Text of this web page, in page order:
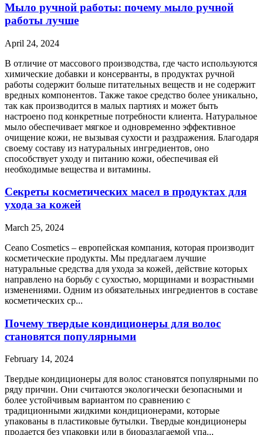
Мыло ручной работы: почему мыло ручной
работы лучше
April 24, 2024
В отличие от массового производства, где часто используются
химические добавки и консерванты, в продуктах ручной
работы содержит больше питательных веществ и не содержит
вредных компонентов. Также такое средство более уникально,
так как производится в малых партиях и может быть
настроено под конкретные потребности клиента. Натуральное
мыло обеспечивает мягкое и одновременно эффективное
очищение кожи, не вызывая сухости и раздражения. Благодаря
своему составу из натуральных ингредиентов, оно
способствует уходу и питанию кожи, обеспечивая ей
необходимые вещества и витамины.
Секреты косметических масел в продуктах для
ухода за кожей
March 25, 2024
Ceano Cosmetics – европейская компания, которая производит
косметические продукты. Мы предлагаем лучшие
натуральные средства для ухода за кожей, действие которых
направлено на борьбу с сухостью, морщинами и возрастными
изменениями. Одним из обязательных ингредиентов в составе
косметических ср...
Почему твердые кондиционеры для волос
становятся популярными
February 14, 2024
Твердые кондиционеры для волос становятся популярными по
ряду причин. Они считаются экологически безопасными и
более устойчивым вариантом по сравнению с
традиционными жидкими кондиционерами, которые
упакованы в пластиковые бутылки. Твердые кондиционеры
продается без упаковки или в биоразлагаемой упа...